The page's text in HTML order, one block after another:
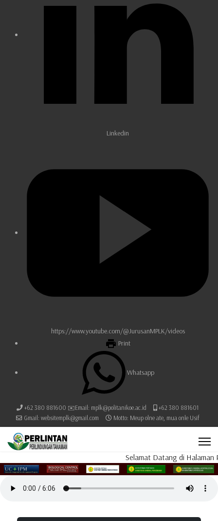
Linkedin
https://www.youtube.com/@JurusanMPLK/videos
Print
Whatsapp
+62 380 881600 ✉️Email: mplk@politanikoe.ac.id
+62 380 881601
Gmail: websitemplk@gmail.com
Motto: Meup olne ate, mua onle Usif
Selamat Datang di Halaman